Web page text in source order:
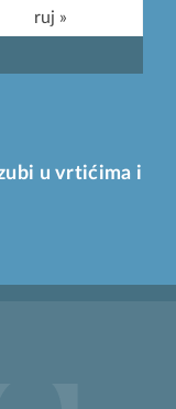
ruj »
u vrtićima i